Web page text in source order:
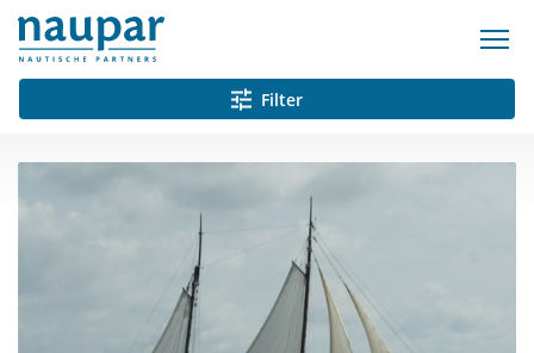
Filter